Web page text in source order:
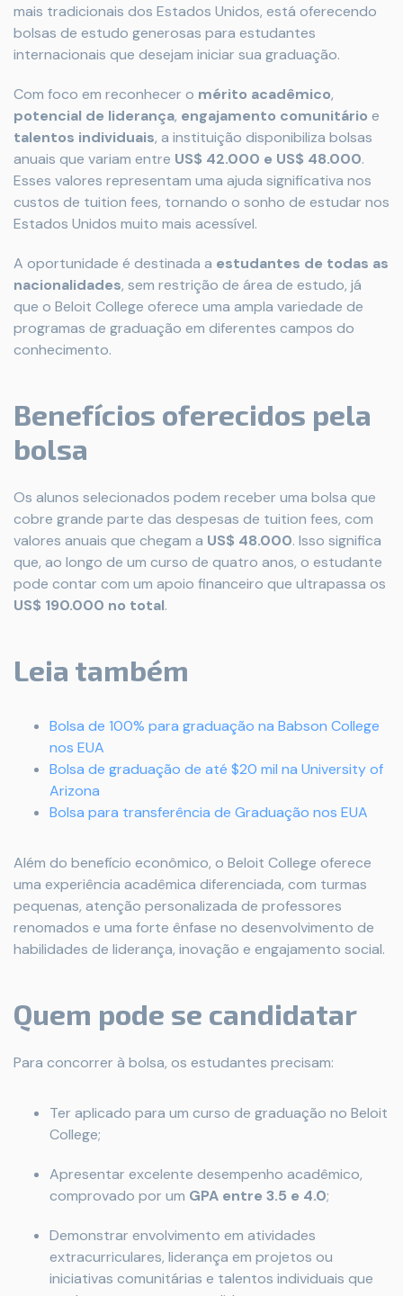
mais tradicionais dos Estados Unidos, está oferecendo
bolsas de estudo generosas para estudantes
internacionais que desejam iniciar sua graduação.
Com foco em reconhecer o mérito acadêmico,
potencial de liderança, engajamento comunitário e
talentos individuais, a instituição disponibiliza bolsas
anuais que variam entre US$ 42.000 e US$ 48.000.
Esses valores representam uma ajuda significativa nos
custos de tuition fees, tornando o sonho de estudar nos
Estados Unidos muito mais acessível.
A oportunidade é destinada a estudantes de todas as
nacionalidades, sem restrição de área de estudo, já
que o Beloit College oferece uma ampla variedade de
programas de graduação em diferentes campos do
conhecimento.
Benefícios oferecidos pela
bolsa
Os alunos selecionados podem receber uma bolsa que
cobre grande parte das despesas de tuition fees, com
valores anuais que chegam a US$ 48.000. Isso significa
que, ao longo de um curso de quatro anos, o estudante
pode contar com um apoio financeiro que ultrapassa os
US$ 190.000 no total.
Leia também
Bolsa de 100% para graduação na Babson College
nos EUA
Bolsa de graduação de até $20 mil na University of
Arizona
Bolsa para transferência de Graduação nos EUA
Além do benefício econômico, o Beloit College oferece
uma experiência acadêmica diferenciada, com turmas
pequenas, atenção personalizada de professores
renomados e uma forte ênfase no desenvolvimento de
habilidades de liderança, inovação e engajamento social.
Quem pode se candidatar
Para concorrer à bolsa, os estudantes precisam:
Ter aplicado para um curso de graduação no Beloit
College;
Apresentar excelente desempenho acadêmico,
comprovado por um GPA entre 3.5 e 4.0;
Demonstrar envolvimento em atividades
extracurriculares, liderança em projetos ou
iniciativas comunitárias e talentos individuais que